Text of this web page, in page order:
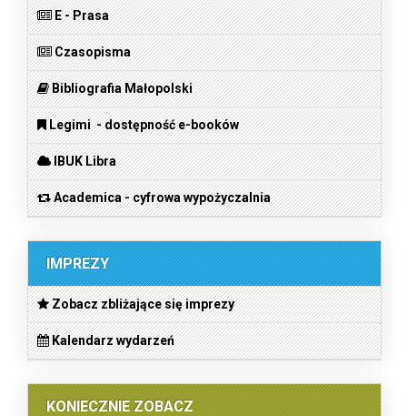
E - Prasa
Czasopisma
Bibliografia Małopolski
Legimi - dostępność e-booków
IBUK Libra
Academica - cyfrowa wypożyczalnia
IMPREZY
Zobacz zbliżające się imprezy
Kalendarz wydarzeń
KONIECZNIE ZOBACZ